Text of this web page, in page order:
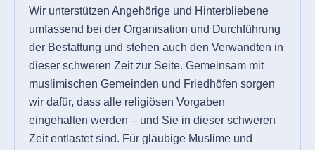
Wir unterstützen Angehörige und Hinterbliebene
umfassend bei der Organisation und Durchführung
der Bestattung und stehen auch den Verwandten in
dieser schweren Zeit zur Seite. Gemeinsam mit
muslimischen Gemeinden und Friedhöfen sorgen
wir dafür, dass alle religiösen Vorgaben
eingehalten werden – und Sie in dieser schweren
Zeit entlastet sind. Für gläubige Muslime und